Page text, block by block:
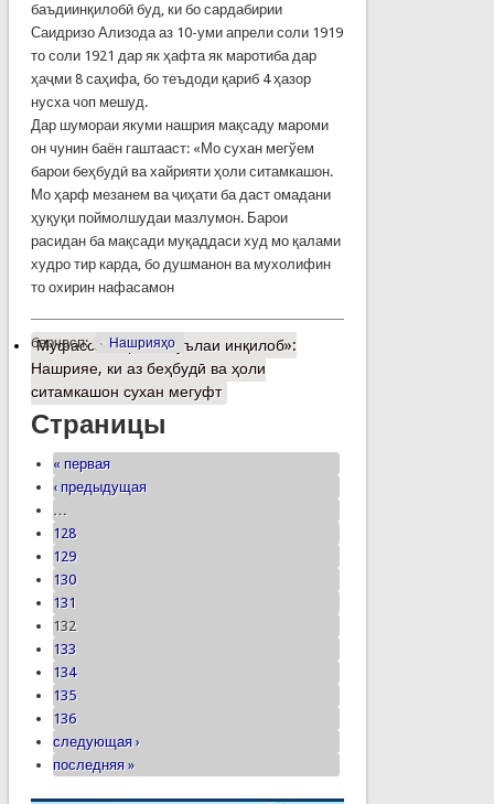
баъдиинқилобӣ буд, ки бо сардабирии
Саидризо Ализода аз 10-уми апрели соли 1919
то соли 1921 дар як ҳафта як маротиба дар
ҳаҷми 8 саҳифа, бо теъдоди қариб 4 ҳазор
нусха чоп мешуд.
Дар шумораи якуми нашрия мақсаду мароми
он чунин баён гаштааст: «Мо сухан мегўем
барои беҳбудӣ ва хайрияти ҳоли ситамкашон.
Мо ҳарф мезанем ва ҷиҳати ба даст омадани
ҳуқуқи поймолшудаи мазлумон. Барои
расидан ба мақсади муқаддаси худ мо қалами
худро тир карда, бо душманон ва мухолифин
то охирин нафасамон
барчасп: Нашрияҳо
Муфассалтаро «Шуълаи инқилоб»:
Нашрияе, ки аз беҳбудӣ ва ҳоли
ситамкашон сухан мегуфт
Страницы
« первая
‹ предыдущая
…
128
129
130
131
132
133
134
135
136
следующая ›
последняя »